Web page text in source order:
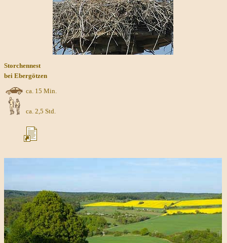
Storchennest
bei Ebergötzen
ca. 15 Min.
ca. 2,5 Std.